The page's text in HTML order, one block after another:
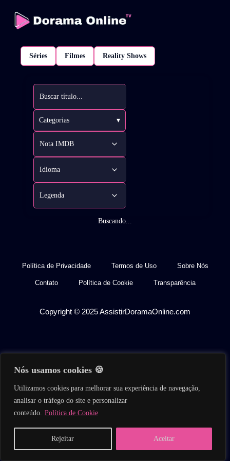
Nós usamos cookies 🍪
Utilizamos cookies para melhorar sua experiência de navegação,
analisar o tráfego do site e personalizar
conteúdo. Política de Cookie
Rejeitar Aceitar
Séries Filmes Reality Shows
Categorias ▾
Buscando...
Política de Privacidade Termos de Uso Sobre Nós
Contato Política de Cookie Transparência
Copyright © 2025 AssistirDoramaOnline.com
Buscar Filmes